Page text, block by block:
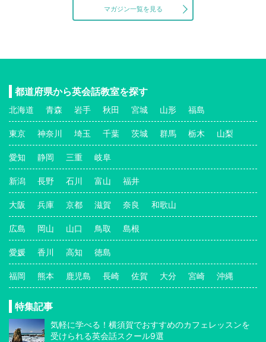
マガジン一覧を見る
都道府県から英会話教室を探す
北海道 青森 岩手 秋田 宮城 山形 福島
東京 神奈川 埼玉 千葉 茨城 群馬 栃木 山梨
愛知 静岡 三重 岐阜
新潟 長野 石川 富山 福井
大阪 兵庫 京都 滋賀 奈良 和歌山
広島 岡山 山口 鳥取 島根
愛媛 香川 高知 徳島
福岡 熊本 鹿児島 長崎 佐賀 大分 宮崎 沖縄
特集記事
気軽に学べる！横須賀でおすすめのカフェレッスンを
受けられる英会話スクール9選